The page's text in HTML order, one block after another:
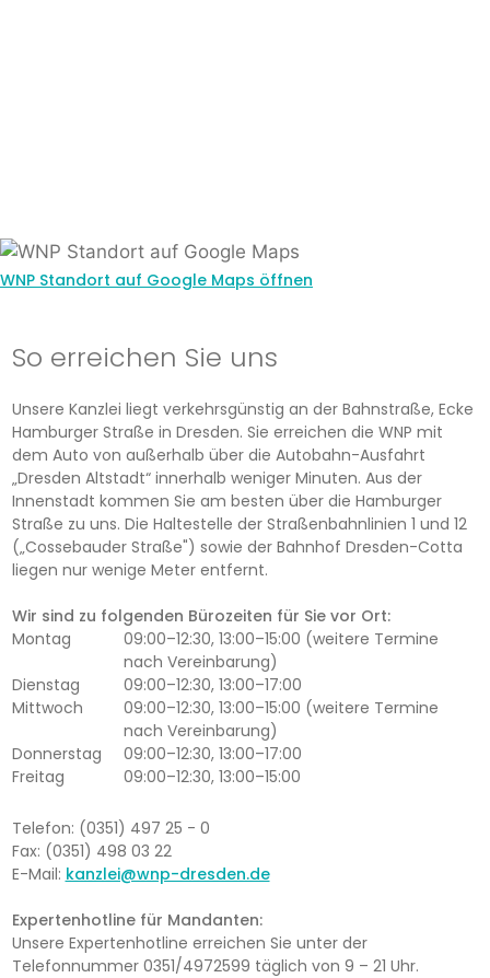
WNP Standort auf Google Maps öffnen
So erreichen Sie uns
Unsere Kanzlei liegt verkehrsgünstig an der Bahnstraße, Ecke
Hamburger Straße in Dresden. Sie erreichen die WNP mit
dem Auto von außerhalb über die Autobahn-Ausfahrt
„Dresden Altstadt“ innerhalb weniger Minuten. Aus der
Innenstadt kommen Sie am besten über die Hamburger
Straße zu uns. Die Haltestelle der Straßenbahnlinien 1 und 12
(„Cossebauder Straße") sowie der Bahnhof Dresden-Cotta
liegen nur wenige Meter entfernt.
Wir sind zu folgenden Bürozeiten für Sie vor Ort:
Montag
09:00–12:30, 13:00–15:00 (weitere Termine
nach Vereinbarung)
Dienstag
09:00–12:30, 13:00–17:00
Mittwoch
09:00–12:30, 13:00–15:00 (weitere Termine
nach Vereinbarung)
Donnerstag
09:00–12:30, 13:00–17:00
Freitag
09:00–12:30, 13:00–15:00
Telefon: (0351) 497 25 - 0
Fax: (0351) 498 03 22
E-Mail: kanzlei@wnp-dresden.de
Expertenhotline für Mandanten:
Unsere Expertenhotline erreichen Sie unter der
Telefonnummer 0351/4972599 täglich von 9 – 21 Uhr.